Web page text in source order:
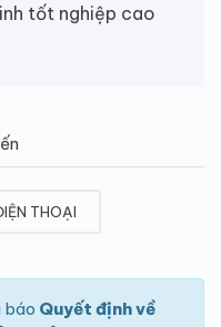
tốt nghiệp cao
THOẠI
báo Quyết định về